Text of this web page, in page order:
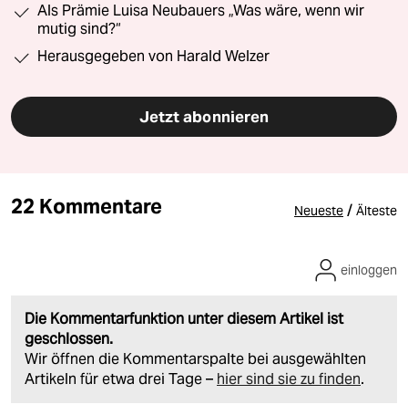
Als Prämie Luisa Neubauers „Was wäre, wenn wir
mutig sind?“
Herausgegeben von Harald Welzer
Jetzt abonnieren
22 Kommentare Neueste / Älteste
Die Kommentarfunktion unter diesem Artikel ist
geschlossen.
Wir öffnen die Kommentarspalte bei ausgewählten
Artikeln für etwa drei Tage – hier sind sie zu finden.
einloggen